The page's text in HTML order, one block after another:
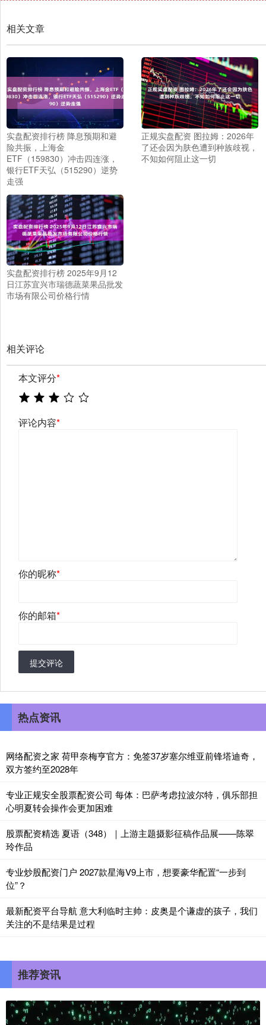
相关文章
实盘配资排行榜 降息预期和避
险共振，上海金
ETF（159830）冲击四连涨，
银行ETF天弘（515290）逆势
走强
正规实盘配资 图拉姆：2026年
了还会因为肤色遭到种族歧视，
不知如何阻止这一切
实盘配资排行榜 2025年9月12
日江苏宜兴市瑞德蔬菜果品批发
市场有限公司价格行情
相关评论
本文评分*
评论内容*
你的昵称*
你的邮箱*
提交评论
热点资讯
网络配资之家 荷甲奈梅亨官方：免签37岁塞尔维亚前锋塔迪奇，
双方签约至2028年
专业正规安全股票配资公司 每体：巴萨考虑拉波尔特，俱乐部担
心明夏转会操作会更加困难
股票配资精选 夏语（348）｜上游主题摄影征稿作品展——陈翠
玲作品
专业炒股配资门户 2027款星海V9上市，想要豪华配置“一步到
位”？
最新配资平台导航 意大利临时主帅：皮奥是个谦虚的孩子，我们
关注的不是结果是过程
推荐资讯